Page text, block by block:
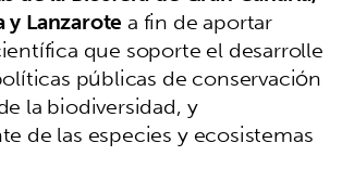
y Lanzarotea fin de aportar
que soporte el desarrolle
públicas de conservación
la biodiversidad, y
de las especies y ecosistemas